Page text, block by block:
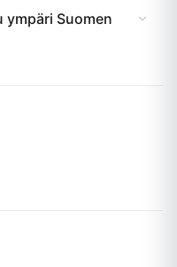
Suomen